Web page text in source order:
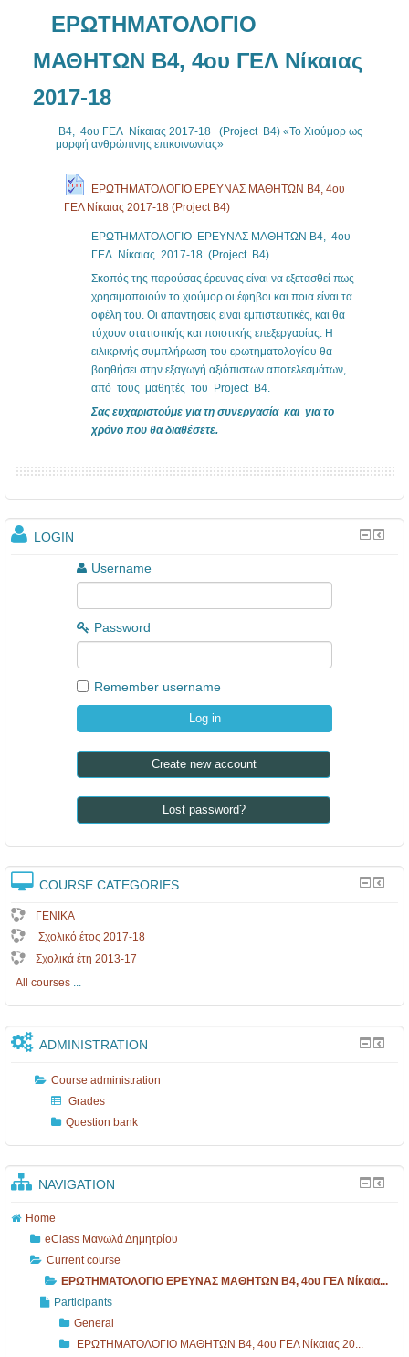
ΕΡΩΤΗΜΑΤΟΛΟΓΙΟ
ΜΑΘΗΤΩΝ B4, 4ου ΓΕΛ Νίκαιας
2017-18
B4, 4ου ΓΕΛ Νίκαιας 2017-18 (Project Β4) «Το Χιούμορ ως
μορφή ανθρώπινης επικοινωνίας»
ΕΡΩΤΗΜΑΤΟΛΟΓΙΟ ΕΡΕΥΝΑΣ ΜΑΘΗΤΩΝ B4, 4ου
ΓΕΛ Νίκαιας 2017-18 (Project B4)
ΕΡΩΤΗΜΑΤΟΛΟΓΙΟ ΕΡΕΥΝΑΣ ΜΑΘΗΤΩΝ B4, 4ου
ΓΕΛ Νίκαιας 2017-18 (Project B4)
Σκοπός της παρούσας έρευνας είναι να εξετασθεί πως
χρησιμοποιούν το χιούμορ οι έφηβοι και ποια είναι τα
οφέλη του. Οι απαντήσεις είναι εμπιστευτικές, και θα
τύχουν στατιστικής και ποιοτικής επεξεργασίας. Η
ειλικρινής συμπλήρωση του ερωτηματολογίου θα
βοηθήσει στην εξαγωγή αξιόπιστων αποτελεσμάτων,
από τους μαθητές του Project Β4.
Σας ευχαριστούμε για τη συνεργασία και για το
χρόνο που θα διαθέσετε.
LOGIN
Username
Password
Remember username
Create new account
Lost password?
COURSE CATEGORIES
ΓΕΝΙΚΑ
Σχολικό έτος 2017-18
Σχολικά έτη 2013-17
All courses
ADMINISTRATION
Course administration
Grades
Question bank
NAVIGATION
Home
eClass Μανωλά Δημητρίου
Current course
ΕΡΩΤΗΜΑΤΟΛΟΓΙΟ ΕΡΕΥΝΑΣ ΜΑΘΗΤΩΝ B4, 4ου ΓΕΛ Νίκαια...
Participants
General
ΕΡΩΤΗΜΑΤΟΛΟΓΙΟ ΜΑΘΗΤΩΝ B4, 4ου ΓΕΛ Νίκαιας 20...